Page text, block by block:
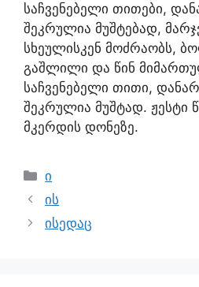
საჩვენებელი თითები,
შეკრულია მუშტებად,
სხეულისკენ მოძრაობს,
გაშლილი და წინ
საჩვენებელი თითი,
შეკრულია მუშტად. ჟესტი
მკერდის დონეზე.
ი
ის
ისედაც